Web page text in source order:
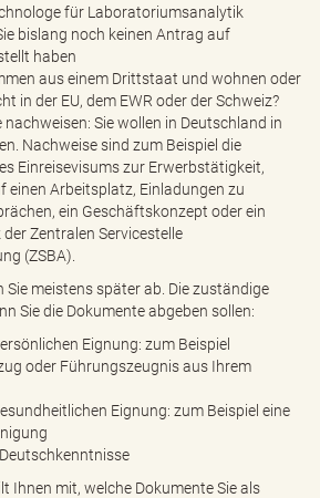
für Laboratoriumsanalytik
bislang noch keinen Antrag auf
haben
aus einem Drittstaat und wohnen oder
in der EU, dem EWR oder der Schweiz?
nachweisen: Sie wollen in Deutschland in
Nachweise sind zum Beispiel die
Einreisevisums zur Erwerbstätigkeit,
einen Arbeitsplatz, Einladungen zu
ein Geschäftskonzept oder ein
Zentralen Servicestelle
(ZSBA).
Sie meistens später ab. Die zuständige
Sie die Dokumente abgeben sollen:
Eignung: zum Beispiel
oder Führungszeugnis aus Ihrem
Eignung: zum Beispiel eine
Ihnen mit, welche Dokumente Sie als